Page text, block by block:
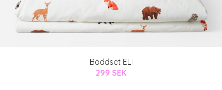
Bäddset ELI
299 SEK